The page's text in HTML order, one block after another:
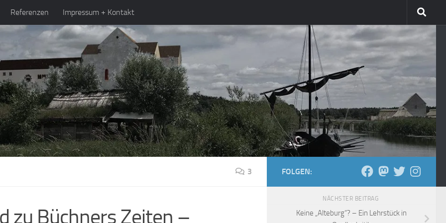
Referenzen Impressum + Kontakt
3
zu Büchners Zeiten –
FOLGEN:
NÄCHSTER BEITRAG
Keine „Alteburg“? – Ein Lehrstück in